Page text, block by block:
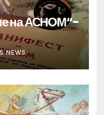
на АСНОМ“-
NEWS